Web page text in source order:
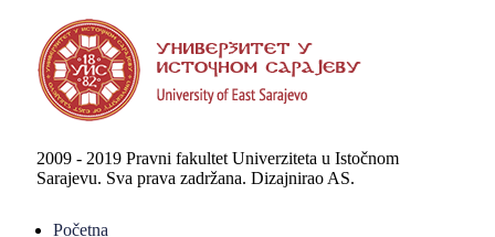
2009 - 2019 Pravni fakultet Univerziteta u Istočnom
Sarajevu. Sva prava zadržana. Dizajnirao AS.
Početna